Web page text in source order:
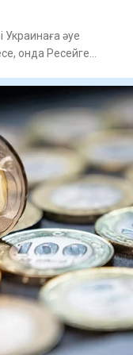
әуе
онда Ресейге